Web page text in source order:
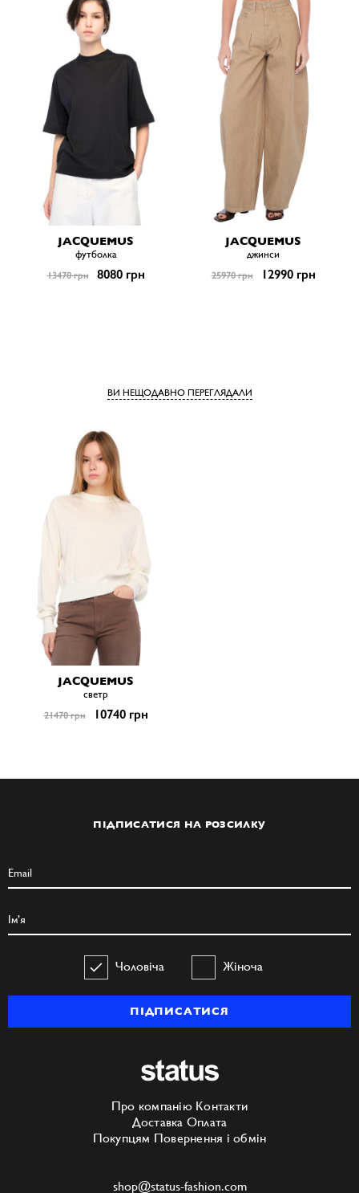
JACQUEMUS
футболка
13470 грн 8080 грн
JACQUEMUS
джинси
25970 грн 12990 грн
ВИ НЕЩОДАВНО ПЕРЕГЛЯДАЛИ
JACQUEMUS
светр
21470 грн 10740 грн
ПІДПИСАТИСЯ НА РОЗСИЛКУ
Чоловіча Жіноча
ПІДПИСАТИСЯ
Про компанію Контакти
Доставка Оплата
Покупцям Повернення і обмін
shop@status-fashion.com